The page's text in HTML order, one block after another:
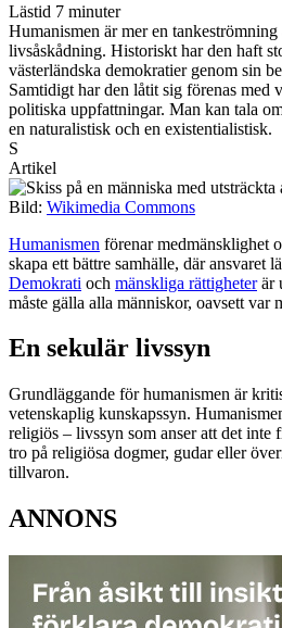
Lästid 7 minuter
Humanismen är mer en tankeströmning
livsåskådning. Historiskt har den haft
västerländska demokratier genom sin
Samtidigt har den låtit sig förenas med
politiska uppfattningar. Man kan tala
en naturalistisk och en existentialistisk.
S
Artikel
Bild: Wikimedia Commons
Humanismen förenar medmänsklighet
skapa ett bättre samhälle, där ansvaret
Demokrati och mänskliga rättigheterär
måste gälla alla människor, oavsett var
En sekulär livssyn
Grundläggande för humanismen är
vetenskaplig kunskapssyn.
religiös – livssyn som anser att det inte
tro på religiösa dogmer, gudar eller
tillvaron.
ANNONS